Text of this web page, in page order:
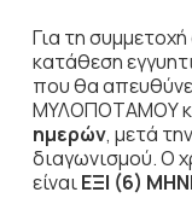
Για τη
κατάθεση
που θα
ΜΥΛΟΠΟΤΑΜΟΥ
ημερών, μετά
διαγωνισμού. Ο
είναιΕΞΙ (6)